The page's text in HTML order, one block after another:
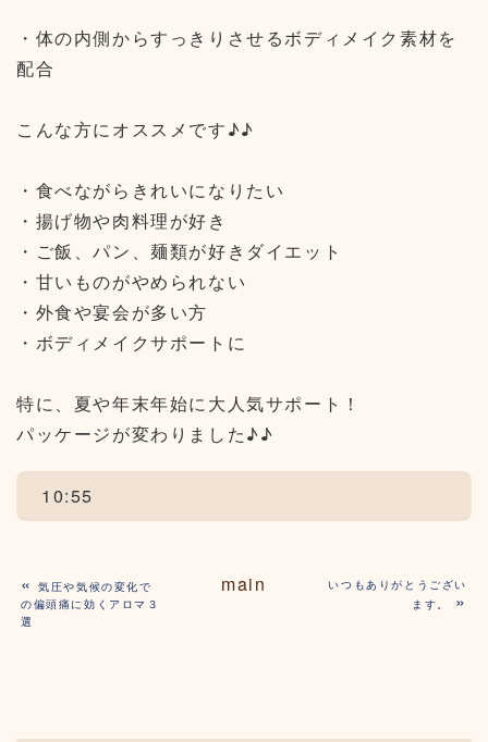
・体の内側からすっきりさせるボディメイク素材を
配合
こんな方にオススメです♪♪
・食べながらきれいになりたい
・揚げ物や肉料理が好き
・ご飯、パン、麺類が好きダイエット
・甘いものがやめられない
・外食や宴会が多い方
・ボディメイクサポートに
特に、夏や年末年始に大人気サポート！
パッケージが変わりました♪♪
10:55
«気圧や気候の変化で
の偏頭痛に効くアロマ３
選
main
いつもありがとうござい
ます。
»